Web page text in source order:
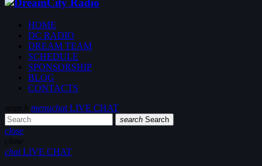
HOME
DC RADIO
DREAM TEAM
SCHEDULE
SPONSORSHIP
BLOG
CONTACTS
search menuchatLIVE CHAT
search Search
close
close
chatLIVE CHAT